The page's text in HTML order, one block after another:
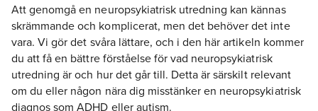
Att genomgå en neuropsykiatrisk utredning kan kännas
skrämmande och komplicerat, men det behöver det inte
vara. Vi gör det svåra lättare, och i den här artikeln kommer
du att få en bättre förståelse för vad neuropsykiatrisk
utredning är och hur det går till. Detta är särskilt relevant
om du eller någon nära dig misstänker en neuropsykiatrisk
diagnos som ADHD eller autism.